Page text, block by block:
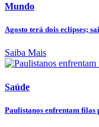
Mundo
Agosto terá dois eclipses;
Saiba Mais
Saúde
Paulistanos enfrentam